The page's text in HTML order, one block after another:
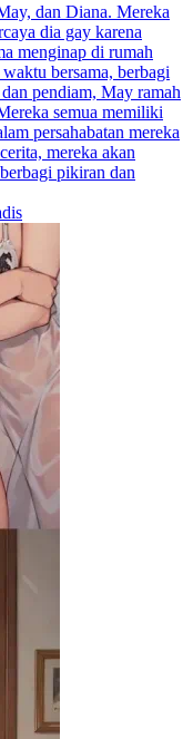
dan Diana. Mereka
dia gay karena
menginap di rumah
bersama, berbagi
pendiam, May ramah
semua memiliki
persahabatan mereka
mereka akan
pikiran dan